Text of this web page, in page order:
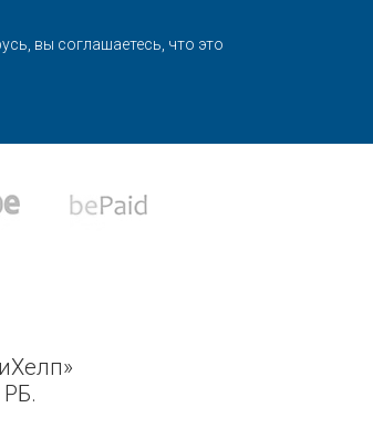
вы соглашаетесь, что это